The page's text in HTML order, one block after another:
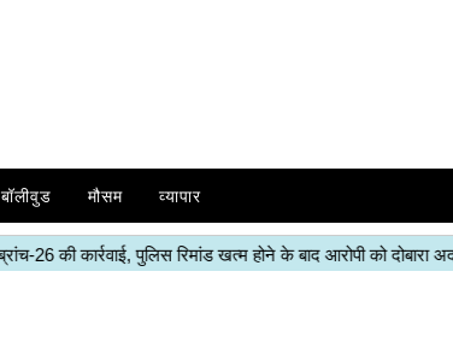
बॉलीवुड मौसम व्यापार